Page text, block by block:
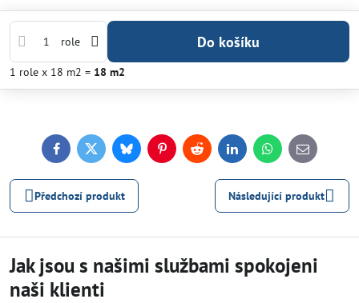
role Do košíku
1 role x 18 m2 = 18 m2
FacebookTwitterBlueskyPinterestReddit LinkedInWhatsApp
E-
mail
Předchozí produkt Následující produkt
Jak jsou s našimi službami spokojeni
naši klienti